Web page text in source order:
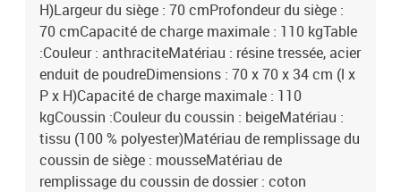
H)Largeur du siège : 70 cmProfondeur du siège :
70 cmCapacité de charge maximale : 110 kgTable
:Couleur : anthraciteMatériau : résine tressée, acier
enduit de poudreDimensions : 70 x 70 x 34 cm (l x
P x H)Capacité de charge maximale : 110
kgCoussin :Couleur du coussin : beigeMatériau :
tissu (100 % polyester)Matériau de remplissage du
coussin de siège : mousseMatériau de
remplissage du coussin de dossier : coton